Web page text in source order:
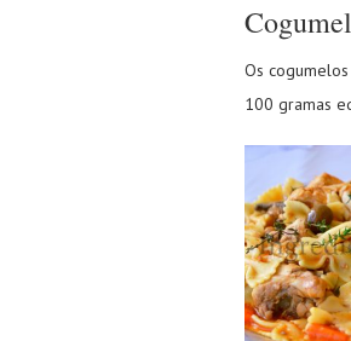
Os
100 gramas